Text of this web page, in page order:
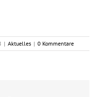
| Aktuelles | 0 Kommentare